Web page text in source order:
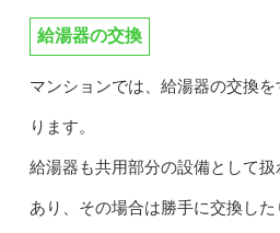
給湯器の交換
マンションでは、給湯器の交換
ります。
給湯器も共用部分の設備として
あり、その場合は勝手に交換し